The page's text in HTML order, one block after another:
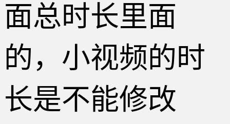
面总时长里面
的，小视频的时
长是不能修改